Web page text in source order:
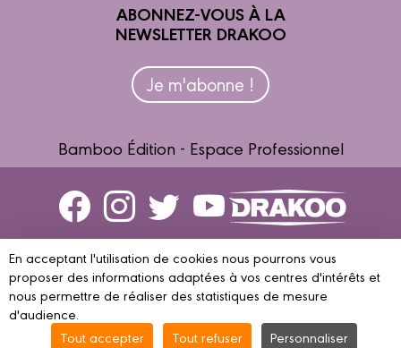
ABONNEZ-VOUS À LA
NEWSLETTER DRAKOO
Je m'abonne !
Bamboo Édition - Espace Professionnel
Contactez-nous
Devenir partenaire
© 2023 DRAKOO Mentions légales Conditions d’utilisation
En acceptant l'utilisation de cookies nous pourrons vous
proposer des informations adaptées à vos centres d'intérêts et
nous permettre de réaliser des statistiques de mesure
d'audience.
Tout accepter
Tout refuser Personnaliser